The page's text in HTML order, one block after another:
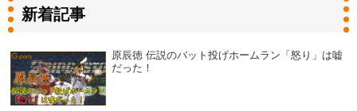
新着記事
原辰徳 伝説のバット投げホームラン「怒り」は嘘
だった！